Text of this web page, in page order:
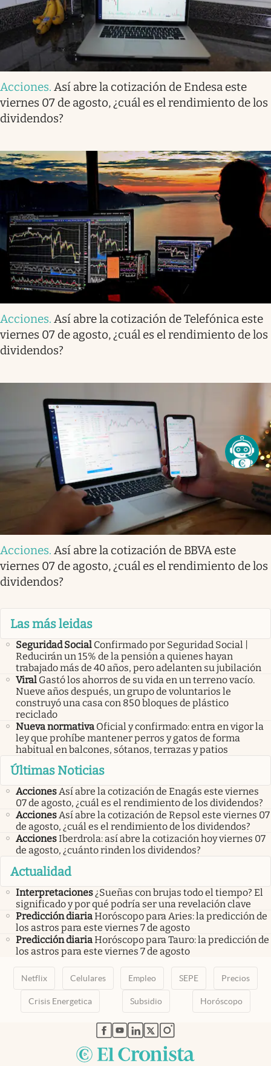
Acciones. Así abre la cotización de Endesa este
viernes 07 de agosto, ¿cuál es el rendimiento de los
dividendos?
Acciones. Así abre la cotización de Telefónica este
viernes 07 de agosto, ¿cuál es el rendimiento de los
dividendos?
Acciones. Así abre la cotización de BBVA este
viernes 07 de agosto, ¿cuál es el rendimiento de los
dividendos?
Las más leidas
Seguridad Social Confirmado por Seguridad Social |
Reducirán un 15% de la pensión a quienes hayan
trabajado más de 40 años, pero adelanten su jubilación
Viral Gastó los ahorros de su vida en un terreno vacío.
Nueve años después, un grupo de voluntarios le
construyó una casa con 850 bloques de plástico
reciclado
Nueva normativa Oficial y confirmado: entra en vigor la
ley que prohíbe mantener perros y gatos de forma
habitual en balcones, sótanos, terrazas y patios
Últimas Noticias
AccionesAsí abre la cotización de Enagás este viernes
07 de agosto, ¿cuál es el rendimiento de los dividendos?
AccionesAsí abre la cotización de Repsol este viernes 07
de agosto, ¿cuál es el rendimiento de los dividendos?
AccionesIberdrola: así abre la cotización hoy viernes 07
de agosto, ¿cuánto rinden los dividendos?
Actualidad
Interpretaciones¿Sueñas con brujas todo el tiempo? El
significado y por qué podría ser una revelación clave
Predicción diariaHoróscopo para Aries: la predicción de
los astros para este viernes 7 de agosto
Predicción diariaHoróscopo para Tauro: la predicción de
los astros para este viernes 7 de agosto
Netflix Celulares Empleo SEPE Precios
Crisis Energetica Subsidio Horóscopo
abre en nueva pestaña
abre en nueva pestaña
abre en nueva pestaña
abre en nueva pestaña
abre en nueva pestaña